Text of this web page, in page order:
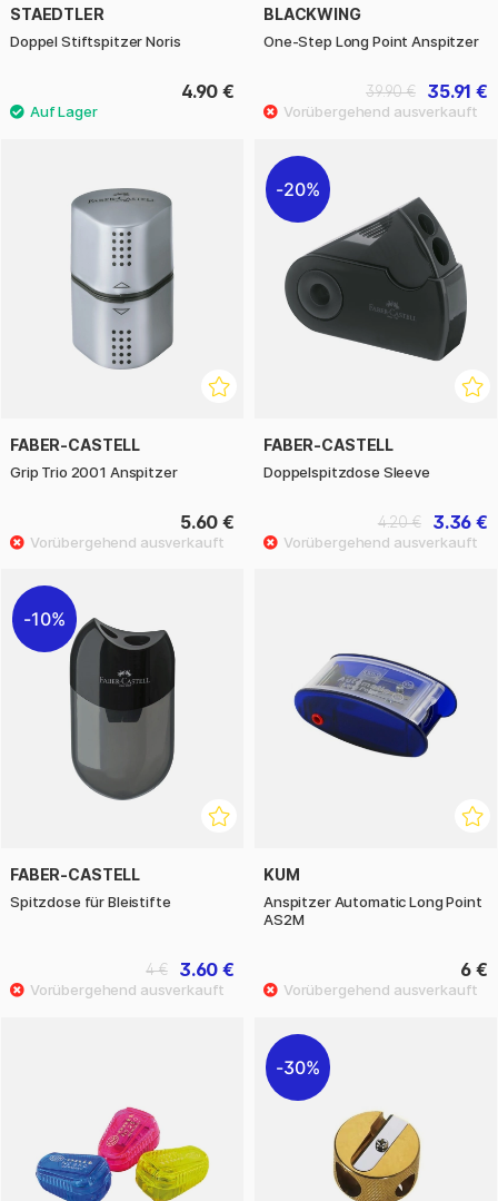
STAEDTLER
Doppel Stiftspitzer Noris
4.90 €
BLACKWING
One-Step Long Point Anspitzer
35.91 €
39.90 €
FABER-CASTELL
Grip Trio 2001 Anspitzer
5.60 €
20%
FABER-CASTELL
Doppelspitzdose Sleeve
3.36 €
4.20 €
10%
FABER-CASTELL
Spitzdose für Bleistifte
3.60 €
4 €
KUM
Anspitzer Automatic Long Point
AS2M
6 €
30%